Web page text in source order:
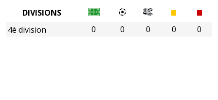
0 0 0 0 0
DIVISIONS
4è division